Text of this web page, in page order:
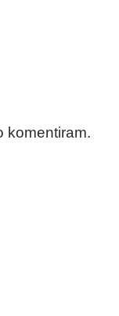
komentiram.